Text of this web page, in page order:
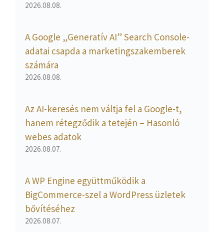
2026.08.08.
A Google „Generatív AI” Search Console-
adatai csapda a marketingszakemberek
számára
2026.08.08.
Az AI-keresés nem váltja fel a Google-t,
hanem rétegződik a tetején – Hasonló
webes adatok
2026.08.07.
A WP Engine együttműködik a
BigCommerce-szel a WordPress üzletek
bővítéséhez
2026.08.07.